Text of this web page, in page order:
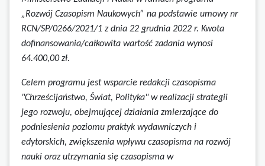
„Rozwój Czasopism Naukowych” na podstawie umowynr
RCN/SP/0266/2021/1 z dnia 22 grudnia 2022 r. Kwota
dofinansowania/całkowita wartość zadania wynosi
64.400,00 zł.
Celem programu jest wsparcie redakcji czasopisma
"Chrześcijaństwo, Świat, Polityka" w realizacji strategii
jego rozwoju, obejmującej działania zmierzające do
podniesienia poziomu praktyk wydawniczych i
edytorskich, zwiększenia wpływu czasopisma na rozwój
nauki oraz utrzymania się czasopisma w